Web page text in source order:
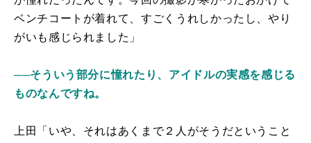
ベンチコートが着れて、すごくうれしかったし、やり
がいも感じられました」
──そういう部分に憧れたり、アイドルの実感を感じる
ものなんですね。
上田「いや、それはあくまで２人がそうだということ